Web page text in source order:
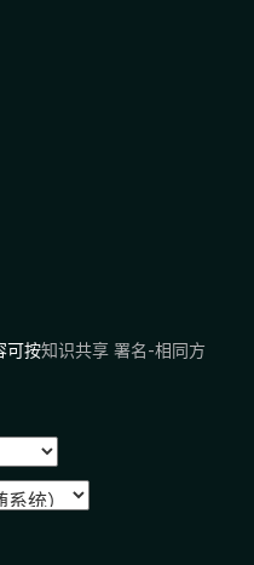
可按知识共享 署名-相同方